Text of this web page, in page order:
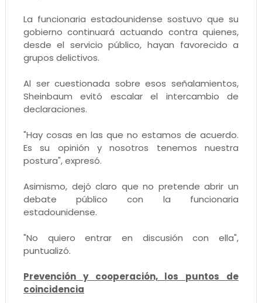
La funcionaria estadounidense sostuvo que su
gobierno continuará actuando contra quienes,
desde el servicio público, hayan favorecido a
grupos delictivos.
Al ser cuestionada sobre esos señalamientos,
Sheinbaum evitó escalar el intercambio de
declaraciones.
"Hay cosas en las que no estamos de acuerdo.
Es su opinión y nosotros tenemos nuestra
postura", expresó.
Asimismo, dejó claro que no pretende abrir un
debate público con la funcionaria
estadounidense.
"No quiero entrar en discusión con ella",
puntualizó.
Prevención y cooperación, los puntos de
coincidencia